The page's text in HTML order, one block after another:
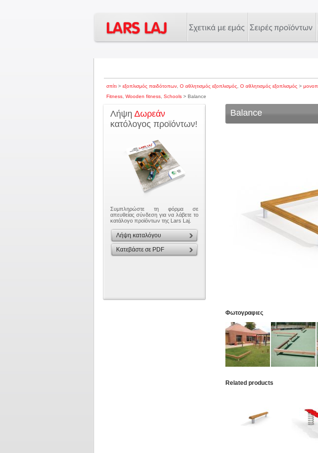
σπίτι > εξοπλισμός παιδότοπων Ο αθλητισμός εξοπλισμός Ο αθλητισμός εξοπλισμός >
Fitness Wooden fitness Schools > Balance
Λήψη Δωρεάν
κατόλογος προϊόντων!
Συμπληρώστε τη φόρμα σε
απευθείας σύνδεση για να λάβετε το
κατάλογο προϊόντων της Lars Laj.
Λήψη καταλόγου
Κατεβάστε σε PDF
Balance
Φωτογραφιες
Related products